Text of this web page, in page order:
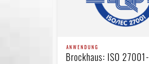
ANWENDUNG
Brockhaus: ISO 27001-